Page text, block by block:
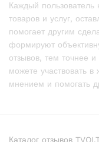
Каждый
товаров и услуг,
помогает другим
формируют
отзывов, тем точнее
можете участвовать
мнением и помогать
Каталог отзывов